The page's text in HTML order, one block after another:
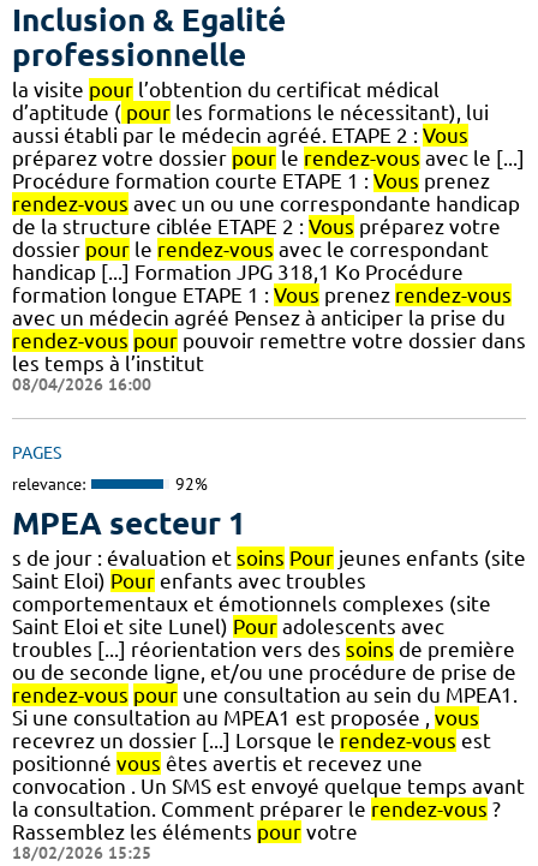
Inclusion & Egalité
professionnelle
la visite pour l’obtention du certificat médical
d’aptitude ( pour les formations le nécessitant), lui
aussi établi par le médecin agréé. ETAPE 2 : Vous
préparez votre dossier pour le rendez-vous avec le [...]
Procédure formation courte ETAPE 1 : Vous prenez
rendez-vous avec un ou une correspondante handicap
de la structure ciblée ETAPE 2 : Vous préparez votre
dossier pour le rendez-vous avec le correspondant
handicap [...] Formation JPG 318,1 Ko Procédure
formation longue ETAPE 1 : Vous prenez rendez-vous
avec un médecin agréé Pensez à anticiper la prise du
rendez-vous pour pouvoir remettre votre dossier dans
les temps à l’institut
08/04/2026 16:00
PAGES
relevance: 92%
MPEA secteur 1
s de jour : évaluation et soins Pour jeunes enfants (site
Saint Eloi) Pour enfants avec troubles
comportementaux et émotionnels complexes (site
Saint Eloi et site Lunel) Pour adolescents avec
troubles [...] réorientation vers des soins de première
ou de seconde ligne, et/ou une procédure de prise de
rendez-vous pour une consultation au sein du MPEA1.
Si une consultation au MPEA1 est proposée , vous
recevrez un dossier [...] Lorsque le rendez-vous est
positionné vous êtes avertis et recevez une
convocation . Un SMS est envoyé quelque temps avant
la consultation. Comment préparer le rendez-vous ?
Rassemblez les éléments pour votre
18/02/2026 15:25